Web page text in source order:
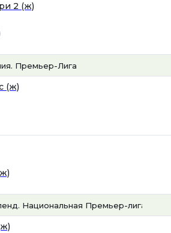
2 (ж)
Премьер-Лига
(ж)
Национальная Премьер-лига